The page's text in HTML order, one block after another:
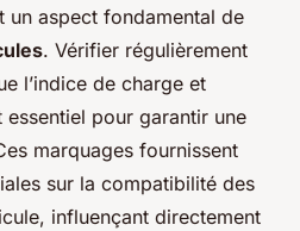
un aspect fondamental de
. Vérifier régulièrement
l’indice de charge et
essentiel pour garantir une
marquages fournissent
sur la compatibilité des
influençant directement